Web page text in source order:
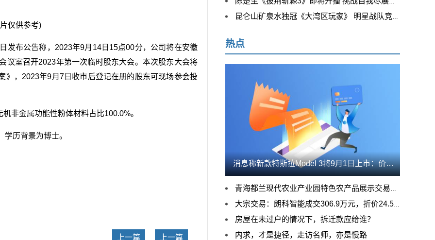
仅供参考)
发布公告称，2023年9月14日15点00分，公司将在安徽
议室召开2023年第一次临时股东大会。本次股东大会将
》，2023年9月7日收市后登记在册的股东可现场参会投
非金属功能性粉体材料占比100.0%。
历背景为博士。
上一篇 上一篇
昆仑山矿泉水独冠《大湾区玩家》 明星战队竞速蓄势待发
热点
消息称新款特斯拉Model 3将9月1日上市：价格定在20万元左右
青海都兰现代农业产业园特色农产品展示交易中心正式启动
大宗交易：朗科智能成交306.9万元，折价24.56%（08-29）
房屋在未过户的情况下，拆迁款应给谁？
内求，才是捷径，走访名师，亦是慢路